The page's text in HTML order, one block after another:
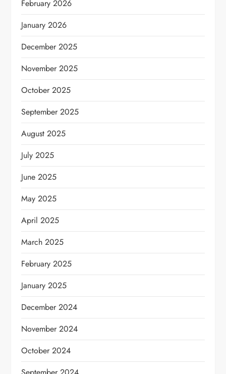
February 2026
January 2026
December 2025
November 2025
October 2025
September 2025
August 2025
July 2025
June 2025
May 2025
April 2025
March 2025
February 2025
January 2025
December 2024
November 2024
October 2024